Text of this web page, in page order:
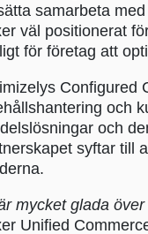
samarbeta
väl positionerat
för företag att
Configured
och
och
syftar till
mycket glada
Unified